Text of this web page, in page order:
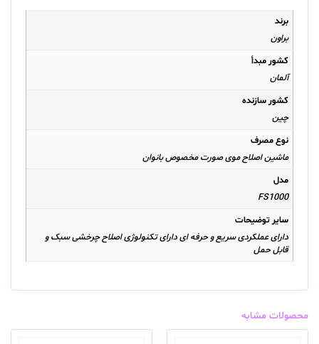
برند
براون
کشور مبدأ
آلمان
کشور سازنده
چین
نوع مصرف
ماشین اصلاح موی صورت مخصوص بانوان
مدل
FS1000
سایر توضیحات
دارای عملکردی سریع و حرفه ای دارای تکنولوژی اصلاح چرخشی سبک و
قابل حمل
محصولات مشابه